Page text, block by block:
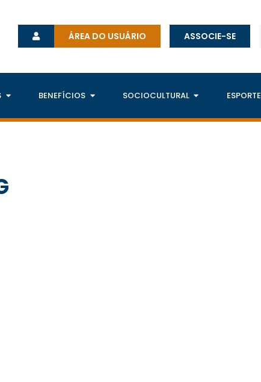
ÁREA DO USUÁRIO ASSOCIE-SE
BENEFÍCIOS SOCIOCULTURAL ESPORTE